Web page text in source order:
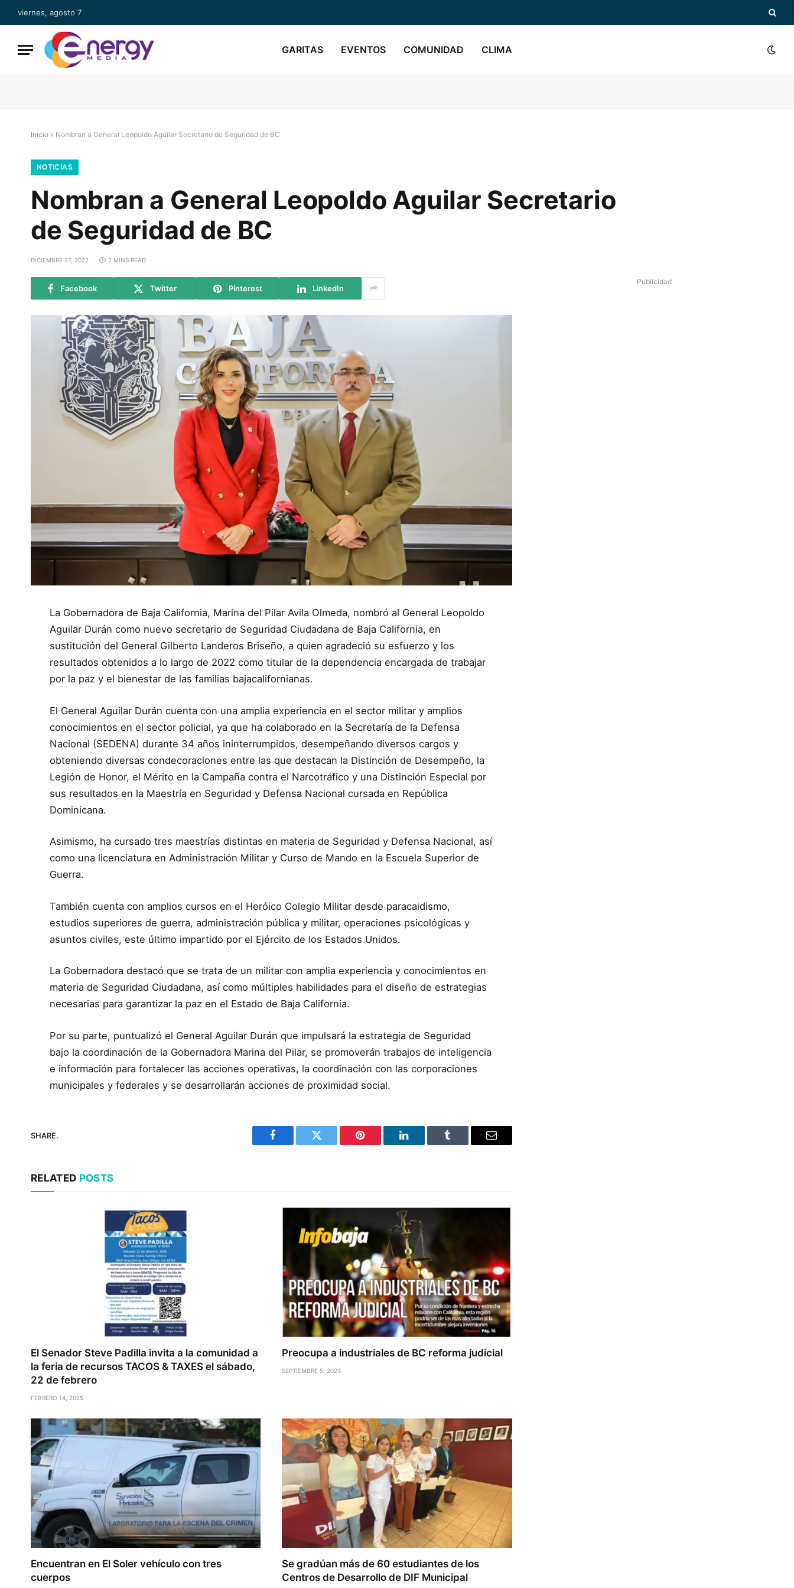
viernes, agosto 7
GARITAS EVENTOS COMUNIDAD CLIMA
Inicio » Nombran a General Leopoldo Aguilar Secretario de Seguridad de BC
NOTICIAS
Nombran a General Leopoldo Aguilar Secretario
de Seguridad de BC
DICIEMBRE 27, 2022 2 MINS READ
Facebook Twitter Pinterest LinkedIn
La Gobernadora de Baja California, Marina del Pilar Avila Olmeda, nombró al General Leopoldo
Aguilar Durán como nuevo secretario de Seguridad Ciudadana de Baja California, en
sustitución del General Gilberto Landeros Briseño, a quien agradeció su esfuerzo y los
resultados obtenidos a lo largo de 2022 como titular de la dependencia encargada de trabajar
por la paz y el bienestar de las familias bajacalifornianas.
El General Aguilar Durán cuenta con una amplia experiencia en el sector militar y amplios
conocimientos en el sector policial, ya que ha colaborado en la Secretaría de la Defensa
Nacional (SEDENA) durante 34 años ininterrumpidos, desempeñando diversos cargos y
obteniendo diversas condecoraciones entre las que destacan la Distinción de Desempeño, la
Legión de Honor, el Mérito en la Campaña contra el Narcotráfico y una Distinción Especial por
sus resultados en la Maestría en Seguridad y Defensa Nacional cursada en República
Dominicana.
Asimismo, ha cursado tres maestrías distintas en materia de Seguridad y Defensa Nacional, así
como una licenciatura en Administración Militar y Curso de Mando en la Escuela Superior de
Guerra.
También cuenta con amplios cursos en el Heróico Colegio Militar desde paracaidismo,
estudios superiores de guerra, administración pública y militar, operaciones psicológicas y
asuntos civiles, este último impartido por el Ejército de los Estados Unidos.
La Gobernadora destacó que se trata de un militar con amplia experiencia y conocimientos en
materia de Seguridad Ciudadana, así como múltiples habilidades para el diseño de estrategias
necesarias para garantizar la paz en el Estado de Baja California.
Por su parte, puntualizó el General Aguilar Durán que impulsará la estrategia de Seguridad
bajo la coordinación de la Gobernadora Marina del Pilar, se promoverán trabajos de inteligencia
e información para fortalecer las acciones operativas, la coordinación con las corporaciones
municipales y federales y se desarrollarán acciones de proximidad social.
SHARE.
Facebook Twitter Pinterest LinkedIn Tumblr Email
RELATED POSTS
El Senador Steve Padilla invita a la comunidad a
la feria de recursos TACOS & TAXES el sábado,
22 de febrero
FEBRERO 14, 2025
Preocupa a industriales de BC reforma judicial
SEPTIEMBRE 5, 2024
Encuentran en El Soler vehículo con tres
cuerpos
Se gradúan más de 60 estudiantes de los
Centros de Desarrollo de DIF Municipal
Publicidad